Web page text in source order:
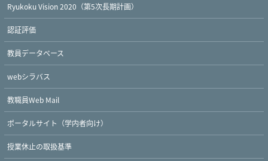
Ryukoku Vision 2020（第5次長期計画）
認証評価
教員データベース
webシラバス
教職員Web Mail
ポータルサイト（学内者向け）
授業休止の取扱基準